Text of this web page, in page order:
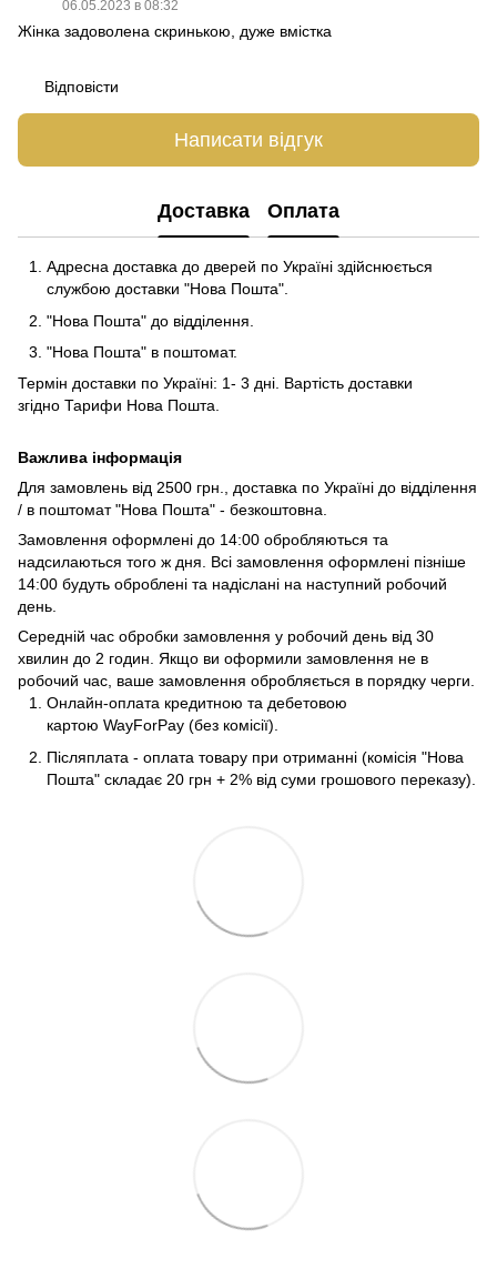
06.05.2023 в 08:32
Жінка задоволена скринькою, дуже вмістка
Відповісти
Написати відгук
Доставка Оплата
Адресна доставка до дверей по Україні здійснюється
службою доставки "Нова Пошта".
"Нова Пошта" до відділення.
"Нова Пошта" в поштомат.
Термін доставки по Україні: 1- 3 дні. Вартість доставки
згідно Тарифи Нова Пошта.
Важлива інформація
Для замовлень від 2500 грн., доставка по Україні до відділення
/ в поштомат "Нова Пошта" - безкоштовна.
Замовлення оформлені до 14:00 обробляються та
надсилаються того ж дня. Всі замовлення оформлені пізніше
14:00 будуть оброблені та надіслані на наступний робочий
день.
Середній час обробки замовлення у робочий день від 30
хвилин до 2 годин. Якщо ви оформили замовлення не в
робочий час, ваше замовлення обробляється в порядку черги.
Онлайн-оплата кредитною та дебетовою
картою WayForPay (без комісії).
Післяплата - оплата товару при отриманні (комісія "Нова
Пошта" складає 20 грн + 2% від суми грошового переказу).